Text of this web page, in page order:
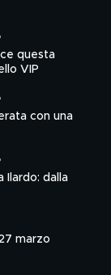
questa
VIP
con una
Ilardo: dalla
marzo